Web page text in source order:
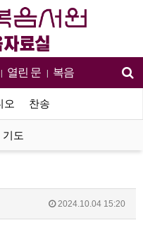
| 열린 문 | 복음
오 찬송
기도
2024.10.04 15:20